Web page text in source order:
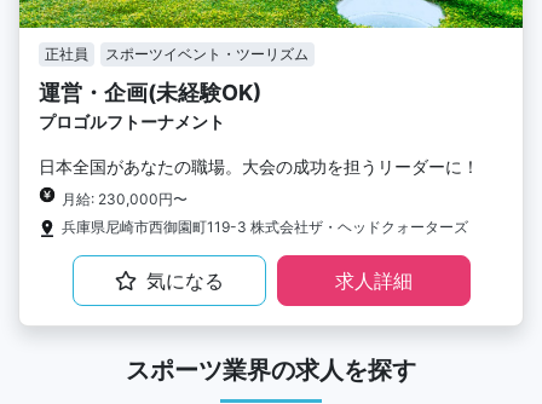
正社員 スポーツイベント・ツーリズム
運営・企画(未経験OK)
プロゴルフトーナメント
日本全国があなたの職場。大会の成功を担うリーダーに！
月給: 230,000円〜
兵庫県尼崎市西御園町119-3 株式会社ザ・ヘッドクォーターズ
気になる 求人詳細
スポーツ業界の求人を探す